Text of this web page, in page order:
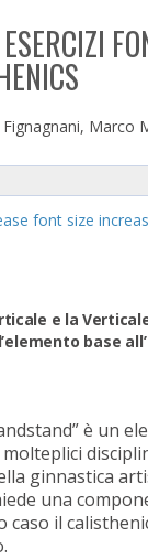
Marco
font size
e la
base
è un
ginnastica
una
caso il